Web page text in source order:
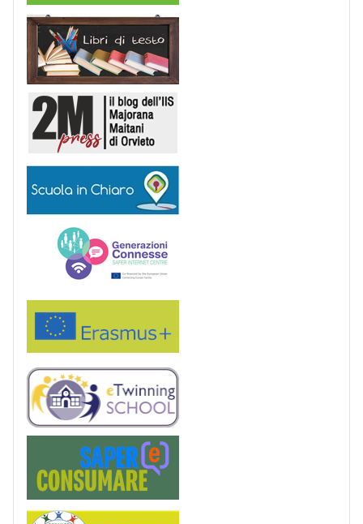
Libri di Testo
Scuola in chiaro
Erasmus+
eTwinning
Service Learning